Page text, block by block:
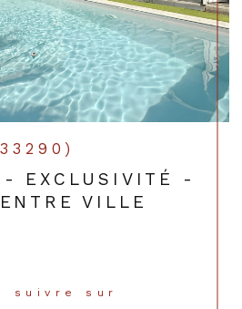
- EXCLUSIVITÉ -
VILLE
suivre sur